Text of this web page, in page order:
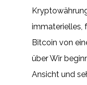
immaterielles,
Bitcoin von
über Wir
Ansicht und